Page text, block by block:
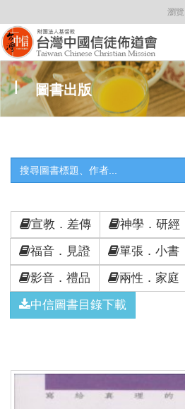
瀏覽:
圖書出版
宣教．差傳 神學．研經
福音．見證
單張．小書
影音．禮品
兩性．家庭
中信圖書目錄下載